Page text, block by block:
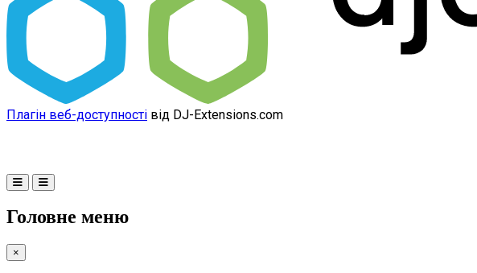
Плагін веб-доступності від DJ-Extensions.com
Головне меню
×